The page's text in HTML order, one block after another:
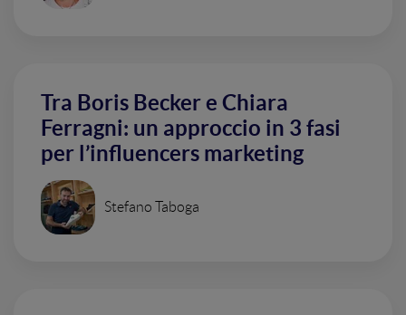
Tra Boris Becker e Chiara
Ferragni: un approccio in 3 fasi
per l’influencers marketing
Stefano Taboga